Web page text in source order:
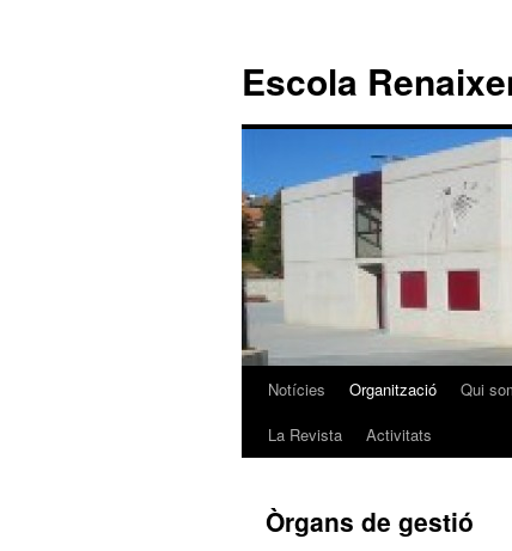
Escola
VésNotícies Organització Qui
La Revista
Activitats
Òrgans de gestió